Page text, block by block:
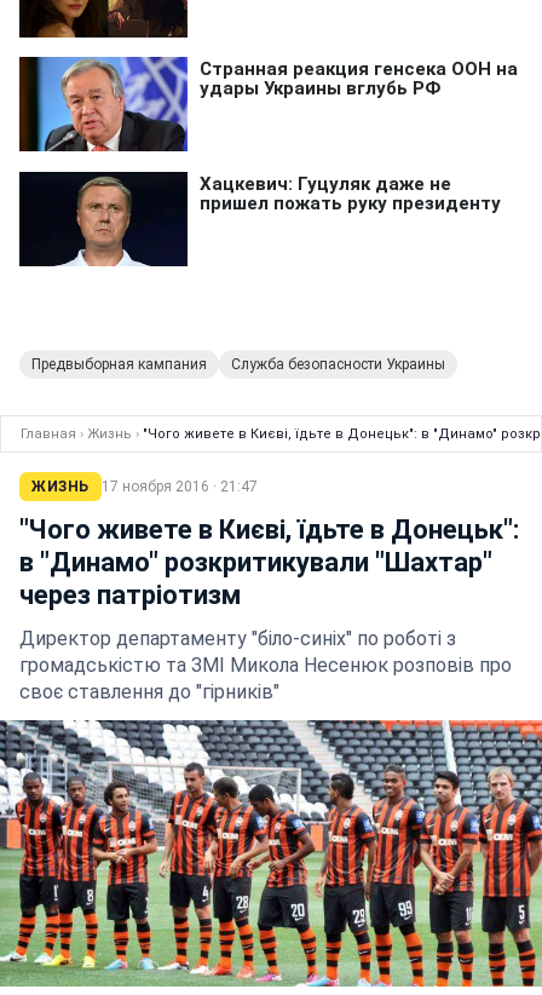
Предвыборная кампания Служба безопасности Украины
Главная › Жизнь › "Чого живете в Києві, їдьте в Донецьк": в "Динамо"
ЖИЗНЬ 17 ноября 2016 · 21:47
"Чого живете в Києві, їдьте в Донецьк":
в "Динамо" розкритикували "Шахтар"
через патріотизм
Директор департаменту "біло-синіх" по роботі з
громадськістю та ЗМІ Микола Несенюк розповів про
своє ставлення до "гірників"